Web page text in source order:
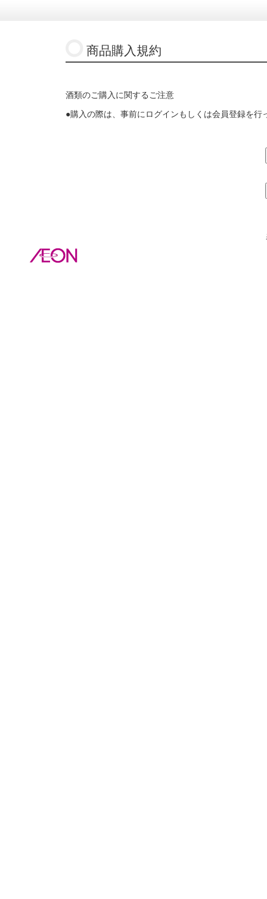
商品購入規約
酒類のご購入に関するご注意
●購入の際は、事前にログインもしくは会員登録を